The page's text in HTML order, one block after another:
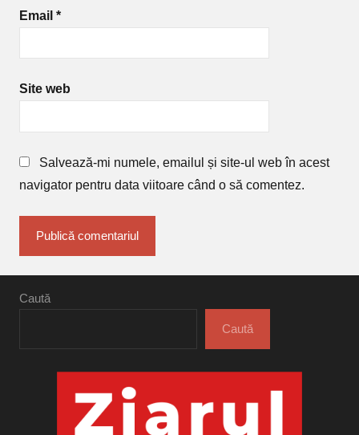
Email *
Site web
Salvează-mi numele, emailul și site-ul web în acest
navigator pentru data viitoare când o să comentez.
Caută
Caută